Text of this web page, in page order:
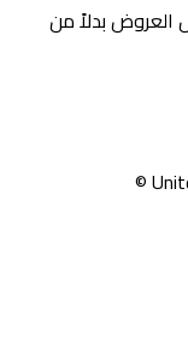
بدلاً من